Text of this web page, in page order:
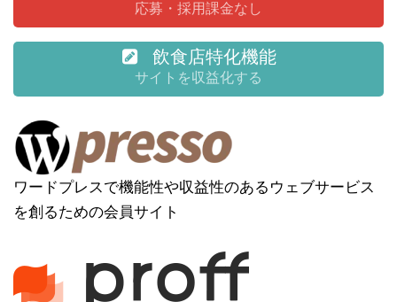
応募・採用課金なし
飲食店特化機能
サイトを収益化する
ワードプレスで機能性や収益性のあるウェブサービス
を創るための会員サイト